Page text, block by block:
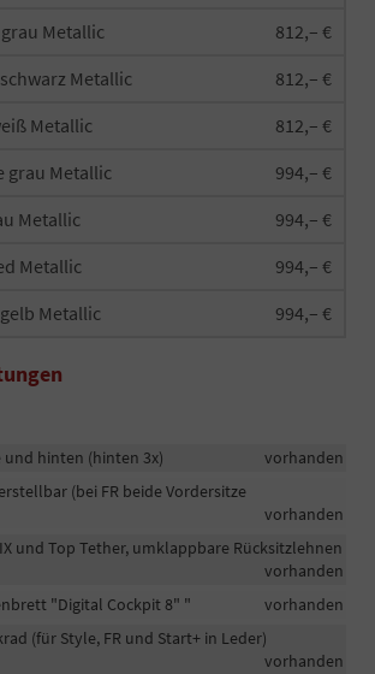
Metallic
812,– €
Metallic
812,– €
Metallic
812,– €
grau Metallic
994,– €
Metallic
994,– €
Metallic
994,– €
Metallic
994,– €
hinten (hinten 3x)
vorhanden
(bei FR beide Vordersitze
vorhanden
und Top Tether, umklappbare Rücksitzlehnen
vorhanden
"Digital Cockpit 8" "
vorhanden
(für Style, FR und Start+ in Leder)
vorhanden